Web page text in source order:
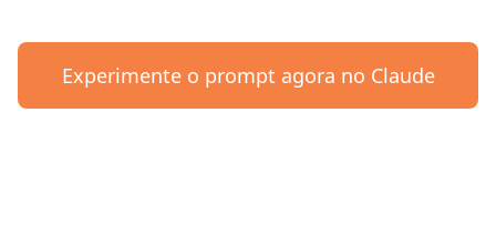
Experimente o prompt agora no Claude